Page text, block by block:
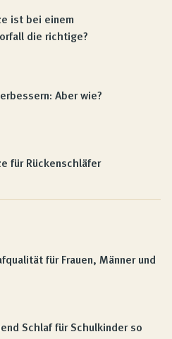
ist bei einem
die richtige?
Aber wie?
für Rückenschläfer
für Frauen, Männer und
Schlaf für Schulkinder so